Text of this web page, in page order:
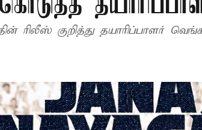
ரிலீஸ் குறித்து தயாரிப்பாளர்